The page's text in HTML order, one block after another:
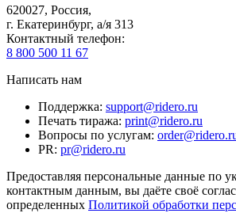
620027, Россия,
г. Екатеринбург, а/я 313
Контактный телефон:
8 800 500 11 67
Написать нам
Поддержка: support@ridero.ru
Печать тиража: print@ridero.ru
Вопросы по услугам:
PR: pr@ridero.ru
Предоставляя персональные данные по
контактным данным, вы даёте своё
определенных Политикой обработки